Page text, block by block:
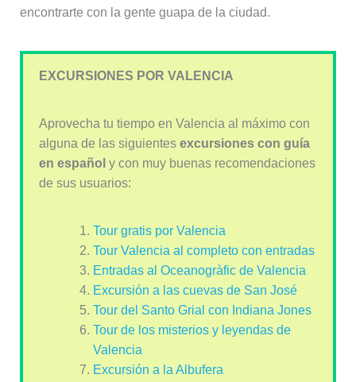
encontrarte con la gente guapa de la ciudad.
EXCURSIONES POR VALENCIA
Aprovecha tu tiempo en Valencia al máximo con
alguna de las siguientes excursiones con guía
en español y con muy buenas recomendaciones
de sus usuarios:
Tour gratis por Valencia
Tour Valencia al completo con entradas
Entradas al Oceanogràfic de Valencia
Excursión a las cuevas de San José
Tour del Santo Grial con Indiana Jones
Tour de los misterios y leyendas de
Valencia
Excursión a la Albufera